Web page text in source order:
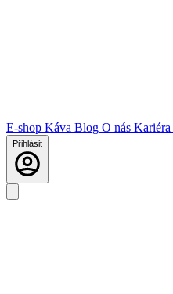
E-shop Káva Blog O nás Kariéra
Přihlásit